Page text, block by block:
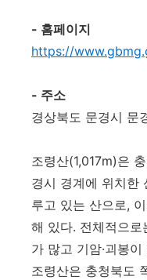
- 홈페이지
https://
- 주소
경상북도 문경시 문
조령산(1,017m)은
경시 경계에 위치한
루고 있는 산으로,
해 있다. 전체적으
가 많고 기암·괴봉
조령산은 충청북도